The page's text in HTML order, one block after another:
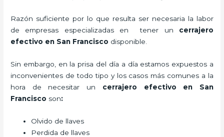
Razón suficiente por lo que resulta ser necesaria la labor
de empresas especializadas en tener un cerrajero
efectivo en San Francisco disponible.
Sin embargo, en la prisa del día a día estamos expuestos a
inconvenientes de todo tipo y los casos más comunes a la
hora de necesitar un cerrajero efectivo en San
Francisco son:
Olvido de llaves
Perdida de llaves